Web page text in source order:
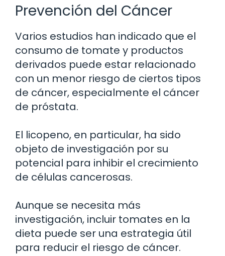
Prevención del Cáncer
Varios estudios han indicado que el
consumo de tomate y productos
derivados puede estar relacionado
con un menor riesgo de ciertos tipos
de cáncer, especialmente el cáncer
de próstata.
El licopeno, en particular, ha sido
objeto de investigación por su
potencial para inhibir el crecimiento
de células cancerosas.
Aunque se necesita más
investigación, incluir tomates en la
dieta puede ser una estrategia útil
para reducir el riesgo de cáncer.